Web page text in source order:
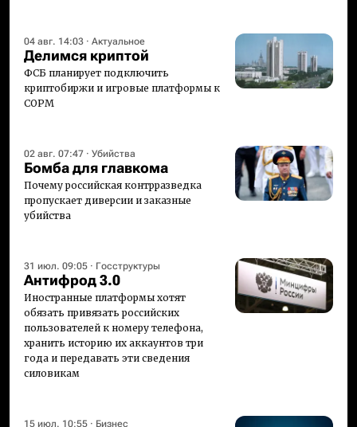
04 авг. 14:03 · Актуальное
Делимся криптой
ФСБ планирует подключить
криптобиржи и игровые платформы к
СОРМ
02 авг. 07:47 · Убийства
Бомба для главкома
Почему российская контрразведка
пропускает диверсии и заказные
убийства
31 июл. 09:05 · Госструктуры
Антифрод 3.0
Иностранные платформы хотят
обязать привязать российских
пользователей к номеру телефона,
хранить историю их аккаунтов три
года и передавать эти сведения
силовикам
15 июл. 10:55 · Бизнес